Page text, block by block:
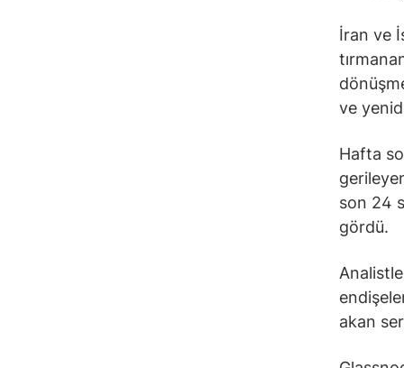
İran ve
ve
Hafta
son 24
gördü.
akan